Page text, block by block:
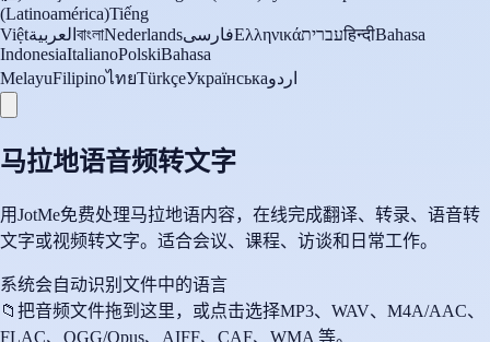
(Latinoamérica)Tiếng
Việtالعربية বাংলাNederlandsفارسیΕλληνικάעבריתहिन्दीBahasa
IndonesiaItalianoPolskiBahasa
MelayuFilipinoไทยTürkçeУкраїнськаاردو
马拉地语音频转文字
用JotMe免费处理马拉地语内容，在线完成翻译、转录、语音转
文字或视频转文字。适合会议、课程、访谈和日常工作。
系统会自动识别文件中的语言
📁 把音频文件拖到这里，或点击选择MP3、WAV、M4A/AAC、
FLAC、OGG/Opus、AIFF、CAF、WMA 等。